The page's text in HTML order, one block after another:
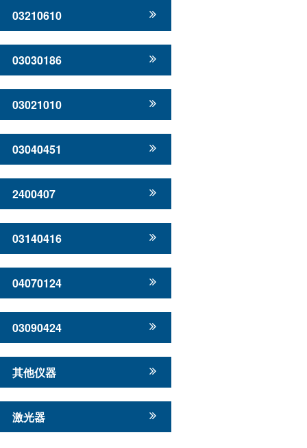
03210610
03030186
03021010
03040451
2400407
03140416
04070124
03090424
其他仪器
激光器